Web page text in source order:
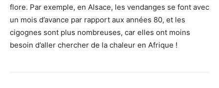
flore. Par exemple, en Alsace, les vendanges se font avec
un mois d’avance par rapport aux années 80, et les
cigognes sont plus nombreuses, car elles ont moins
besoin d’aller chercher de la chaleur en Afrique !